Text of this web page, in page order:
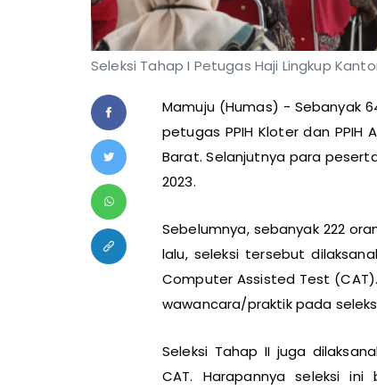
Seleksi Tahap I Petugas Haji Lingkup
Mamuju (Humas) - Sebanyak
petugas PPIH Kloter dan PPIH
Barat. Selanjutnya para
2023.
Sebelumnya, sebanyak 222
lalu, seleksi tersebut
Computer Assisted Test
wawancara/praktik pada
Seleksi Tahap II juga
CAT. Harapannya seleksi